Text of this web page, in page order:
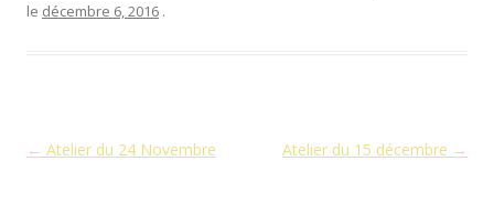
le décembre 6, 2016 .
Navigation des articles
← Atelier du 24 Novembre Atelier du 15 décembre →